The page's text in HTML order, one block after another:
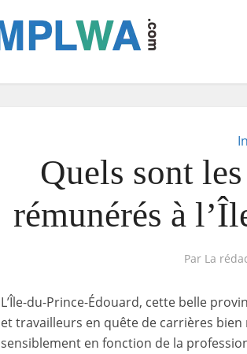
Quels sont
rémunérés à
Par La
L’Île-du-Prince-Édouard, cette belle
et travailleurs en quête de carrières
sensiblement en fonction de la